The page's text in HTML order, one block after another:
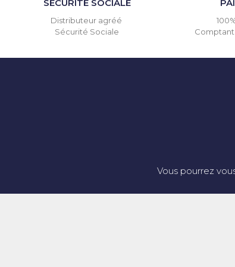
SÉCURITÉ SOCIALE
Distributeur agréé
Sécurité Sociale
Comptant
Vous pourrez